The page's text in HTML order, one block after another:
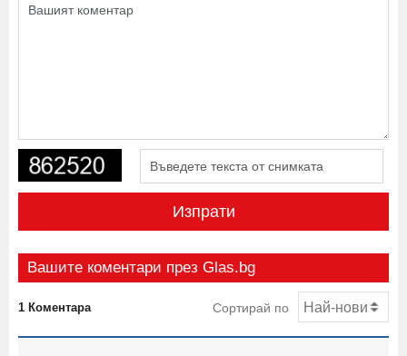
Изпрати
Вашите коментари през Glas.bg
1 Коментара Сортирай по